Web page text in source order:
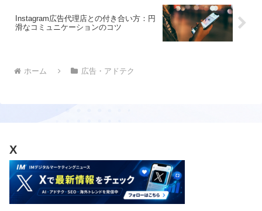
Instagram広告代理店との付き合い方：円
滑なコミュニケーションのコツ
ホーム 広告・アドテク
X